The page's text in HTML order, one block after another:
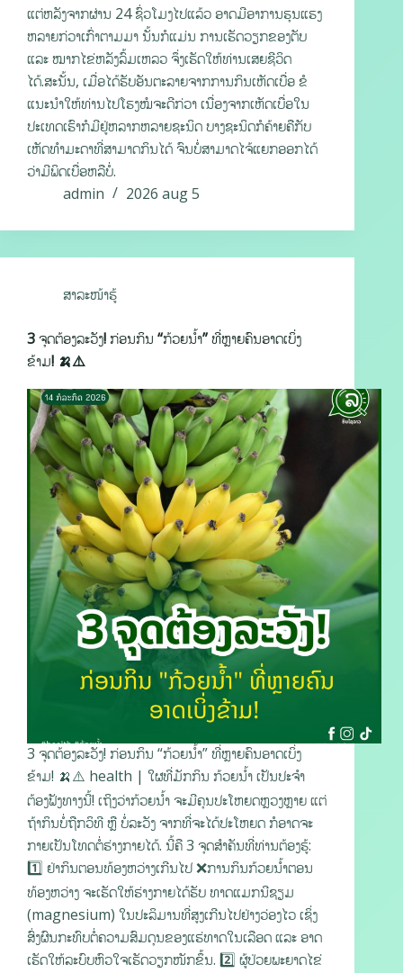
ແຕ່ຫລັງຈາກຜ່ານ 24 ຊົ່ວໂມງໄປແລ້ວ ອາດມີອາການຮຸນແຮງ
ຫລາຍກ່ວາເກົ່າຕາມມາ ນັ້ນກໍແມ່ນ ການເຮັດວຽກຂອງຕັບ
ແລະ ໝາກໄຂ່ຫລັງລົ້ມເຫລວ ຈຶ່ງເຮັດໃຫ້ທ່ານເສຍຊີວິດ
ໄດ້.ສະນັ້ນ, ເມື່ອໄດ້ຮັບອັນຕະລາຍຈາກການກິນເຫັດເບື່ອ ຂໍ
ແນະນຳໃຫ້ທ່ານໄປໂຮງໝໍຈະດີກ່ວາ ເນື່ອງຈາກເຫັດເບື່ອໃນ
ປະເທດເຮົາກໍມີຢູ່ຫລາກຫລາຍຊະນິດ ບາງຊະນິດກໍຄ້າຍຄືກັບ
ເຫັດທຳມະດາທີ່ສາມາດກິນໄດ້ ຈົນບໍ່ສາມາດໄຈ້ແຍກອອກໄດ້
ວ່າມີພິດເບື່ອຫລືບໍ່.
admin
2026 aug 5
ສາລະໜ້າຮູ້
3 ຈຸດຕ້ອງລະວັງ! ກ່ອນກິນ “ກ້ວຍນໍ້າ” ທີ່ຫຼາຍຄົນອາດເບິ່ງ
ຂ້າມ! 🍌⚠️
3 ຈຸດຕ້ອງລະວັງ! ກ່ອນກິນ “ກ້ວຍນໍ້າ” ທີ່ຫຼາຍຄົນອາດເບິ່ງ
ຂ້າມ! 🍌⚠️ health | ໃຜທີ່ມັກກິນ ກ້ວຍນໍ້າ ເປັນປະຈຳ
ຕ້ອງຟັງທາງນີ້! ເຖິງວ່າກ້ວຍນໍ້າ ຈະມີຄຸນປະໂຫຍດຫຼວງຫຼາຍ ແຕ່
ຖ້າກິນບໍ່ຖືກວິທີ ຫຼື ບໍ່ລະວັງ ຈາກທີ່ຈະໄດ້ປະໂຫຍດ ກໍອາດຈະ
ກາຍເປັນໂທດຕໍ່ຮ່າງກາຍໄດ້. ນີ້ຄື 3 ຈຸດສຳຄັນທີ່ທ່ານຕ້ອງຮູ້:
1️⃣ ຢ່າກິນຕອນທ້ອງຫວ່າງເກີນໄປ ❌ການກິນກ້ວຍນໍ້າຕອນ
ທ້ອງຫວ່າງ ຈະເຮັດໃຫ້ຮ່າງກາຍໄດ້ຮັບ ທາດແມກນີຊຽມ
(magnesium) ໃນປະລິມານທີ່ສູງເກີນໄປຢ່າງວ່ອງໄວ ເຊິ່ງ
ສົ່ງຜົນກະທົບຕໍ່ຄວາມສົມດຸນຂອງແຮ່ທາດໃນເລືອດ ແລະ ອາດ
ເຮັດໃຫ້ລະບົບຫົວໃຈເຮັດວຽກໜັກຂຶ້ນ. 2️⃣ ຜູ້ປ່ວຍພະຍາດໄຂ່